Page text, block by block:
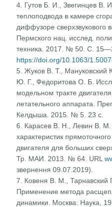
4. Гутов Б. И., Звегинцев
теплоподвода в камере
диффузоре сверхзвукового
Пермского нац. исслед.
техника. 2017. № 50. C.
https://doi.org/10.1063/
5. Жуков В. Т., Мануковский
Ю. Г., Федоритова О. Б.
модельном тракте
летательного аппарата.
Келдыша. 2015. № 5. 23 с.
6. Карасев В. Н., Левин В.
характеристик
двигателя для больших
Тр. МАИ. 2013. № 64. URL
звернення 09.07.2019).
7. Ковеня В. М., Тарнавский
Применение метода
динамики. Москва: Наука,